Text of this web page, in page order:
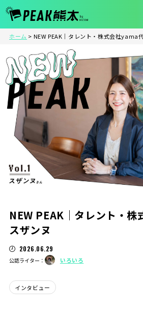
ホーム > NEW PEAK｜タレント・株式会社yama
NEW PEAK｜タレント・
スザンヌ
2026.06.29
公認ライター： いろいろ
インタビュー